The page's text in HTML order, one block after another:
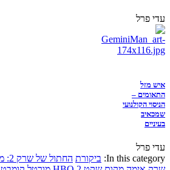
עדי פרל
איש מזל
התאומים –
הניסוי הקולנועי
שמכאיב
בעיניים
עדי פרל
In this category: ביקורת החתול של שרק 2: משאלה אחת ודי